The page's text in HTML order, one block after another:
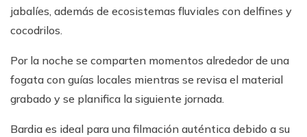
jabalíes, además de ecosistemas fluviales con delfines y
cocodrilos.
Por la noche se comparten momentos alrededor de una
fogata con guías locales mientras se revisa el material
grabado y se planifica la siguiente jornada.
Bardia es ideal para una filmación auténtica debido a su